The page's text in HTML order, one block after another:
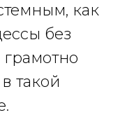
как
без
грамотно
такой